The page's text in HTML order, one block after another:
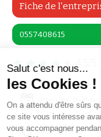
Fiche de
0557408615
Prendre
Me rappeler
Salut c'est nous...
les Cookies !
On a attendu d'être sûrs
ce site vous intéresse
vous accompagner